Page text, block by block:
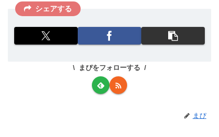
シェアする
まぴをフォローする
まぴ